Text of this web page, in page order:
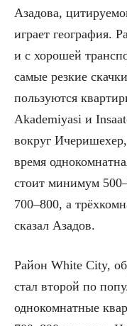
Азадова,
играет география.
и с хорошей
самые резкие
пользуются
Akademiyasi и
вокруг
время
стоит минимум
700–800, а
сказал Азадов.
Район White City,
стал второй по
однокомнатные